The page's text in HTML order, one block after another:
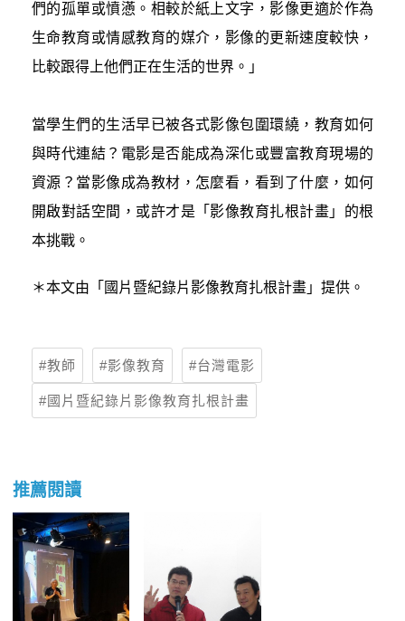
們的孤單或憤懣。相較於紙上文字，影像更適於作為
生命教育或情感教育的媒介，影像的更新速度較快，
比較跟得上他們正在生活的世界。」
當學生們的生活早已被各式影像包圍環繞，教育如何
與時代連結？電影是否能成為深化或豐富教育現場的
資源？當影像成為教材，怎麼看，看到了什麼，如何
開啟對話空間，或許才是「影像教育扎根計畫」的根
本挑戰。
＊本文由「國片暨紀錄片影像教育扎根計畫」提供。
教師 影像教育 台灣電影
國片暨紀錄片影像教育扎根計畫
推薦閱讀